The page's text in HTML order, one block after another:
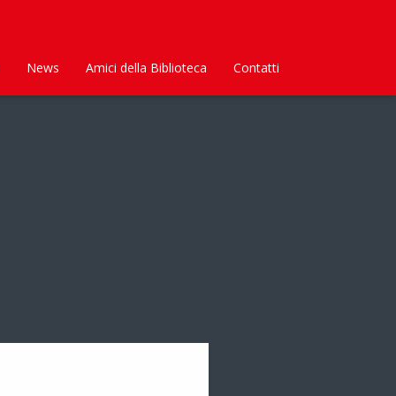
News Amici della Biblioteca Contatti